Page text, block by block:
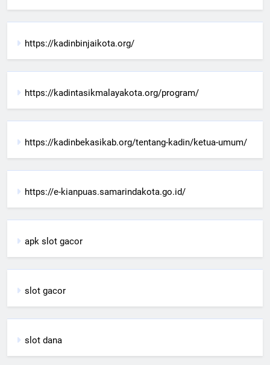
https://kadinbinjaikota.org/
https://kadintasikmalayakota.org/program/
https://kadinbekasikab.org/tentang-kadin/ketua-umum/
https://e-kianpuas.samarindakota.go.id/
apk slot gacor
slot gacor
slot dana